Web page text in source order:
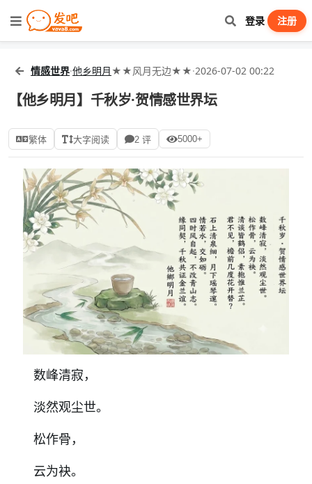
登录 注册
情感世界·他乡明月★★风月无边★★·2026-07-02 00:22
【他乡明月】千秋岁·贺情感世界坛
繁体 大字阅读 2 评 5000+
数峰清寂，
淡然观尘世。
松作骨，
云为袂。